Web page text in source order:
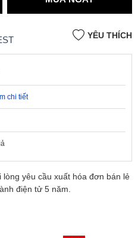
YÊU THÍCH
chi tiết
lòng yêu cầu xuất hóa đơn bán lẻ
điện tử 5 năm.